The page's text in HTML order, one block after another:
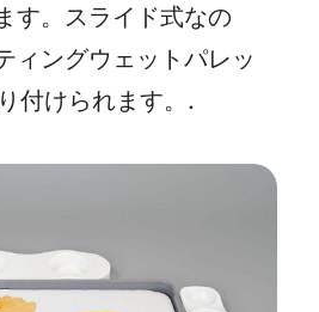
す。スライド式なの
ィングウェットパレッ
付けられます。.